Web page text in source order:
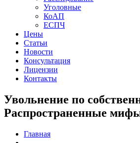
Уголовные
КоАП
ЕСПЧ
Цены
Статьи
Новости
Консультация
Лицензии
Контакты
Увольнение по
Распространенные
Главная